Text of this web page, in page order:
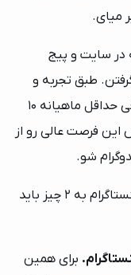
میای.
در سایت و پیج
طبق تجربه و
فیدبکی که از ادمین‌ها گرفتیم، بعد از معرفی حداقل ماهیانه 10
این فرصت عالی رو از
شو.
برای تبدیل شدن به یک ادمین حرفه‌ای اینستاگرام به ۲ چیز باید
برای همین